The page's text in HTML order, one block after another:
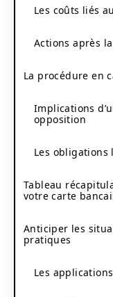
Les coûts liés
Actions après
La procédure en
Implications
opposition
Les obligations
Tableau
votre carte
Anticiper les
pratiques
Les